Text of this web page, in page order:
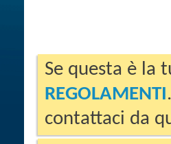
Se questa è la
REGOLAMENTI
contattaci da